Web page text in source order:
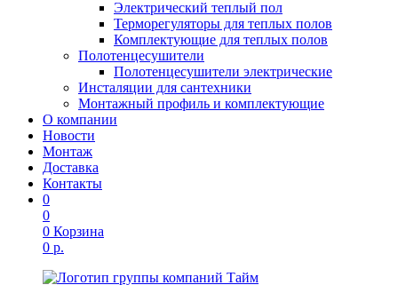
Электрический теплый пол
Терморегуляторы для теплых полов
Комплектующие для теплых полов
Полотенцесушители
Полотенцесушители электрические
Инсталяции для сантехники
Монтажный профиль и комплектующие
О компании
Новости
Монтаж
Доставка
Контакты
0
0
0 Корзина
0 р.